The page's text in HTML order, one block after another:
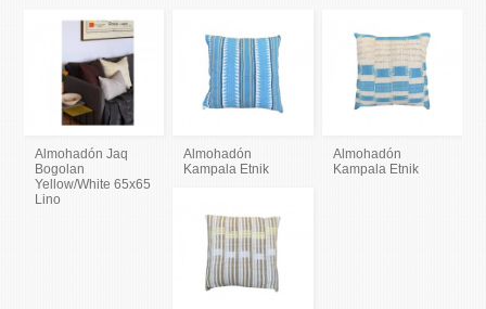
Almohadón Jaq
Bogolan
Yellow/White 65x65
Lino
Almohadón
Kampala Etnik
Almohadón
Kampala Etnik